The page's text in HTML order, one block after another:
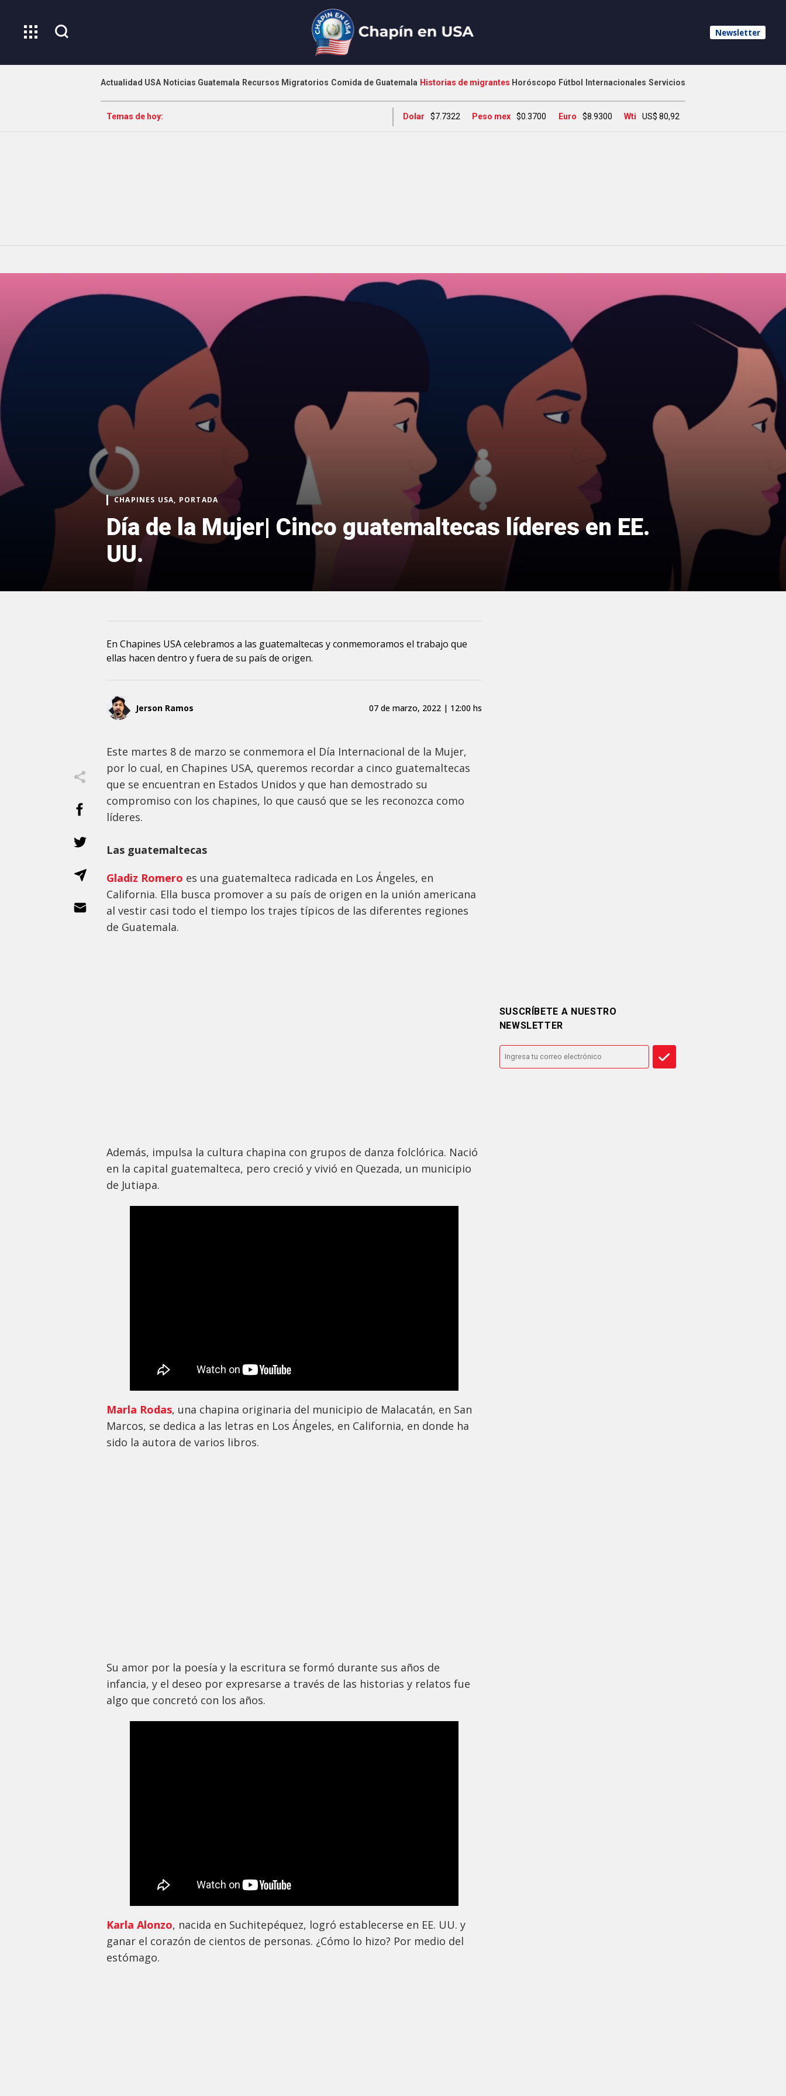
Newsletter
Actualidad USA Noticias Guatemala Recursos Migratorios Comida de Guatemala Historias de migrantes Horóscopo Fútbol Internacionales Servicios
Temas de hoy: Dolar $7.7322 Peso mex $0.3700 Euro $8.9300 Wti US$ 80,92
CHAPINES USA, PORTADA
Día de la Mujer| Cinco guatemaltecas líderes en EE.
UU.
En Chapines USA celebramos a las guatemaltecas y conmemoramos el trabajo que
ellas hacen dentro y fuera de su país de origen.
Jerson Ramos 07 de marzo, 2022 | 12:00 hs
Este martes 8 de marzo se conmemora el Día Internacional de la Mujer,
por lo cual, en Chapines USA, queremos recordar a cinco guatemaltecas
que se encuentran en Estados Unidos y que han demostrado su
compromiso con los chapines, lo que causó que se les reconozca como
líderes.
Las guatemaltecas
Gladiz Romero es una guatemalteca radicada en Los Ángeles, en
California. Ella busca promover a su país de origen en la unión americana
al vestir casi todo el tiempo los trajes típicos de las diferentes regiones
de Guatemala.
Además, impulsa la cultura chapina con grupos de danza folclórica. Nació
en la capital guatemalteca, pero creció y vivió en Quezada, un municipio
de Jutiapa.
Marla Rodas, una chapina originaria del municipio de Malacatán, en San
Marcos, se dedica a las letras en Los Ángeles, en California, en donde ha
sido la autora de varios libros.
Su amor por la poesía y la escritura se formó durante sus años de
infancia, y el deseo por expresarse a través de las historias y relatos fue
algo que concretó con los años.
Karla Alonzo, nacida en Suchitepéquez, logró establecerse en EE. UU. y
ganar el corazón de cientos de personas. ¿Cómo lo hizo? Por medio del
estómago.
SUSCRÍBETE A NUESTRO
NEWSLETTER